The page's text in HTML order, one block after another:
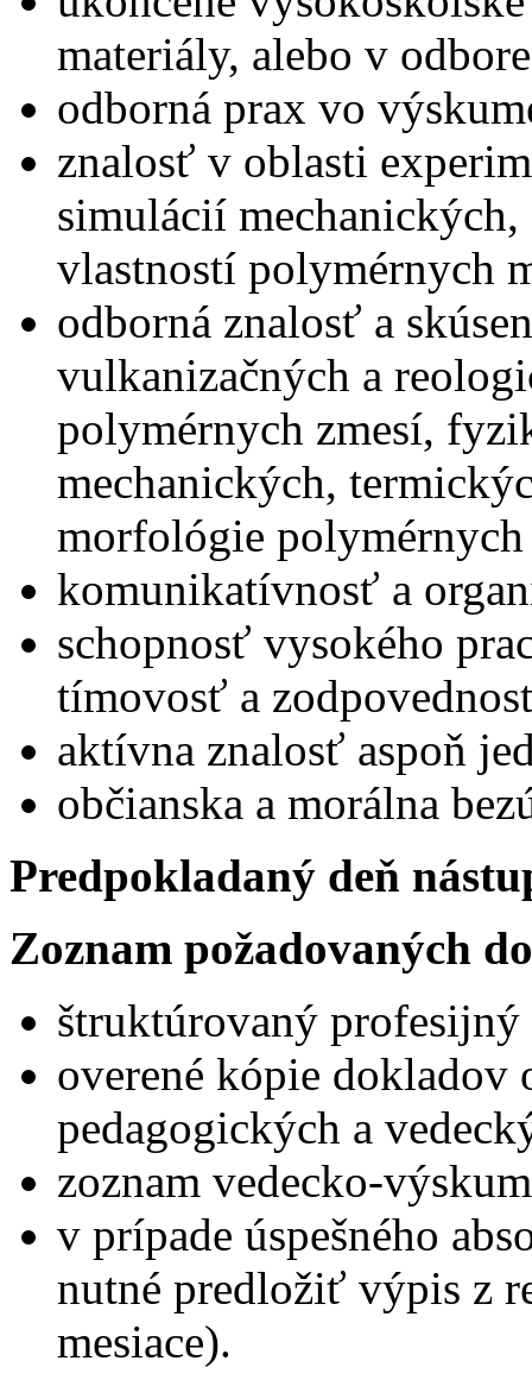
materiály, alebo v
odborná prax vo
znalosť v oblasti
simulácií
vlastností polymérnych
odborná znalosť a
vulkanizačných a
polymérnych zmesí,
mechanických,
morfológie
komunikatívnosť a
schopnosť vysokého
tímovosť a
aktívna znalosť aspoň
občianska a morálna
Predpokladaný deň
Zoznam požadovaných
štruktúrovaný
overené kópie dokladov
pedagogických a
zoznam vedecko-
v prípade úspešného
nutné predložiť výpis z
mesiace).